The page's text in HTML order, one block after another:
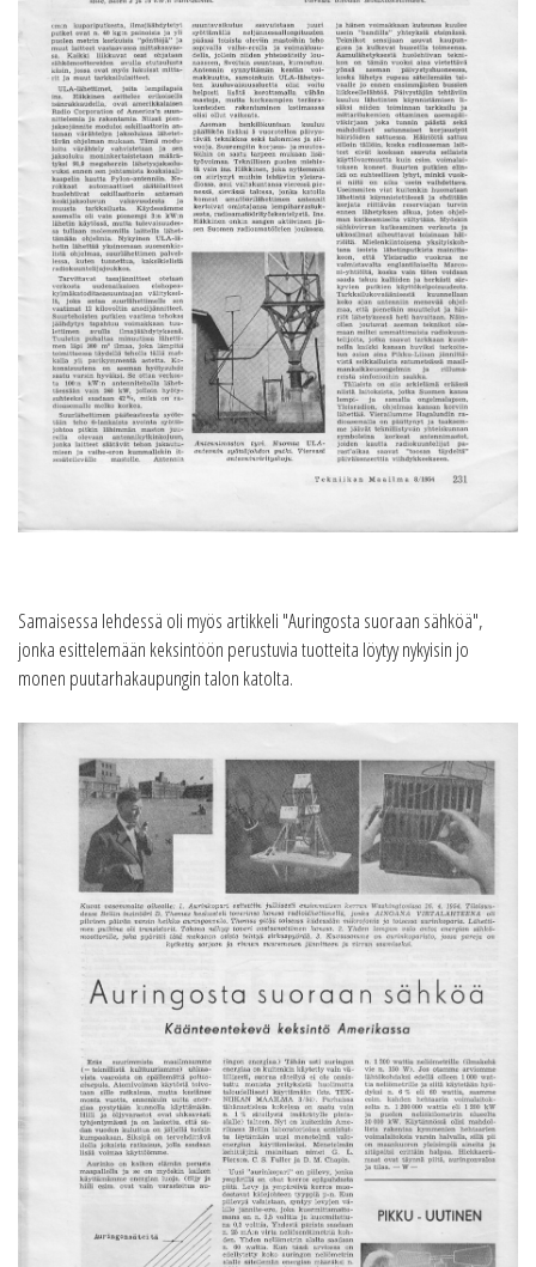
Samaisessa lehdessä oli myös artikkeli "Auringosta suoraan sähköä",
jonka esittelemään keksintöön perustuvia tuotteita löytyy nykyisin jo
monen puutarhakaupungin talon katolta.